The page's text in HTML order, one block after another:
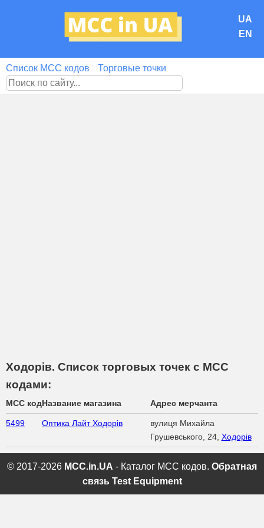
UA
EN
Список MCC кодов Торговые точки
Ходорів. Список торговых точек с МСС
кодами:
MCC кодНазвание магазина Адрес мерчанта
5499 Оптика Лайт Ходорів
вулиця Михайла
Грушевського, 24, Ходорів
© 2017-2026 MCC.in.UA - Каталог MCC кодов. Обратная
связь Test Equipment